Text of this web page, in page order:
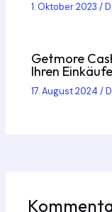
1. Oktober 2023/
Getmore
Ihren
17. August 2024/